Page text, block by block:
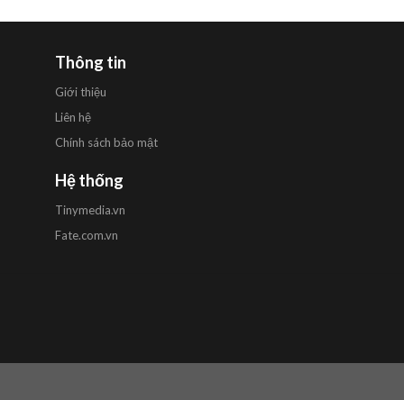
Thông tin
Giới thiệu
Liên hệ
Chính sách bảo mật
Hệ thống
Tinymedia.vn
Fate.com.vn